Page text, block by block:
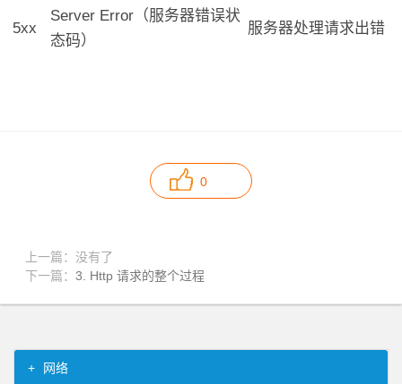
5xx
Server Error（服务器错误状
态码）
服务器处理请求出错
0
上一篇：没有了
下一篇： 3. Http 请求的整个过程
网络